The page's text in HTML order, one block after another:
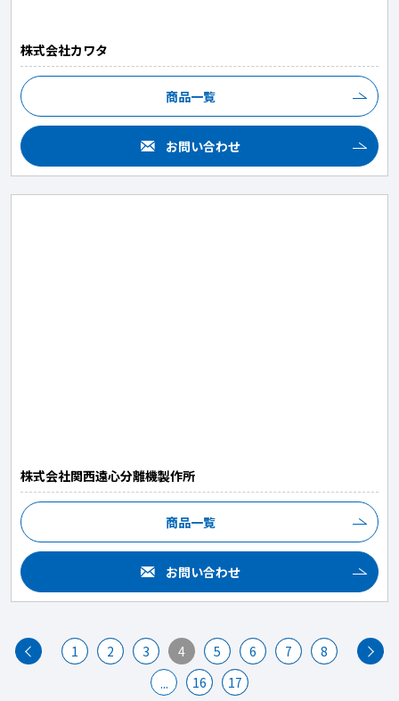
株式会社カワタ
商品一覧
お問い合わせ
株式会社関西遠心分離機製作所
商品一覧
お問い合わせ
1 2 3 4 5 6 7
8
...
16 17